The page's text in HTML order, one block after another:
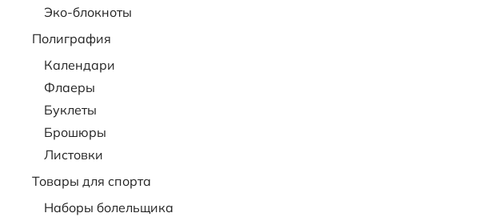
Эко-блокноты
Полиграфия
Календари
Флаеры
Буклеты
Брошюры
Листовки
Товары для спорта
Наборы болельщика